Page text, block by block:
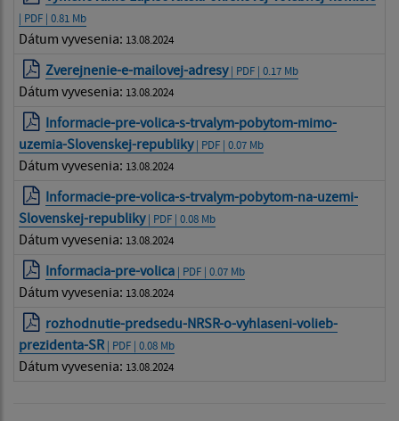
| PDF | 0.81 Mb
Dátum vyvesenia: 13.08.2024
Zverejnenie-e-mailovej-adresy| PDF | 0.17 Mb
Dátum vyvesenia: 13.08.2024
Informacie-pre-volica-s-trvalym-pobytom-mimo-
uzemia-Slovenskej-republiky| PDF | 0.07 Mb
Dátum vyvesenia: 13.08.2024
Informacie-pre-volica-s-trvalym-pobytom-na-uzemi-
Slovenskej-republiky| PDF | 0.08 Mb
Dátum vyvesenia: 13.08.2024
Informacia-pre-volica | PDF | 0.07 Mb
Dátum vyvesenia: 13.08.2024
rozhodnutie-predsedu-NRSR-o-vyhlaseni-volieb-
prezidenta-SR | PDF | 0.08 Mb
Dátum vyvesenia: 13.08.2024